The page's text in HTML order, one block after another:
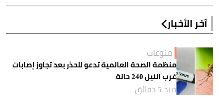
آخر الأخبار
منوعات
منظمة الصحة العالمية تدعو للحذر بعد تجاوز إصابات
غرب النيل 240 حالة
منذ 5 دقائق